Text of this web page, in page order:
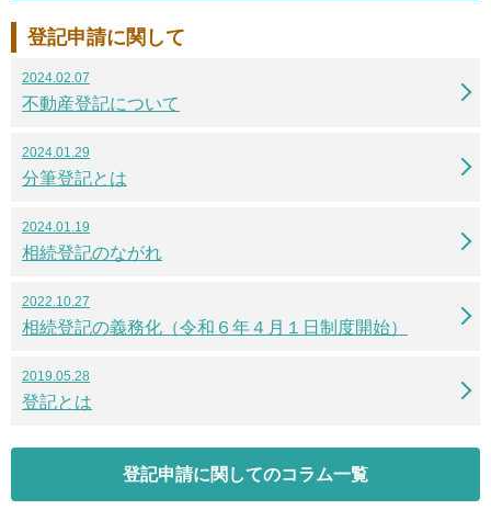
登記申請に関して
2024.02.07
不動産登記について
2024.01.29
分筆登記とは
2024.01.19
相続登記のながれ
2022.10.27
相続登記の義務化（令和６年４月１日制度開始）
2019.05.28
登記とは
登記申請に関してのコラム一覧